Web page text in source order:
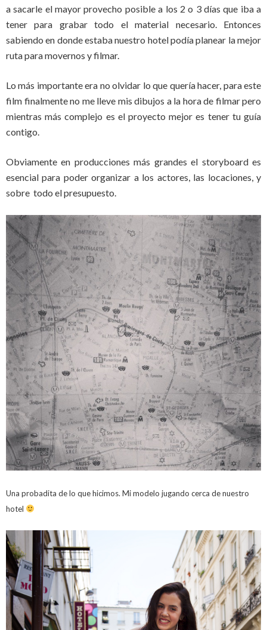
a sacarle el mayor provecho posible a los 2 o 3 días que iba a
tener para grabar todo el material necesario. Entonces
sabiendo en donde estaba nuestro hotel podía planear la mejor
ruta para movernos y filmar.
Lo más importante era no olvidar lo que quería hacer, para este
film finalmente no me lleve mis dibujos a la hora de filmar pero
mientras más complejo es el proyecto mejor es tener tu guía
contigo.
Obviamente en producciones más grandes el storyboard es
esencial para poder organizar a los actores, las locaciones, y
sobre todo el presupuesto.
Una probadita de lo que hicimos. Mi modelo jugando cerca de nuestro
hotel